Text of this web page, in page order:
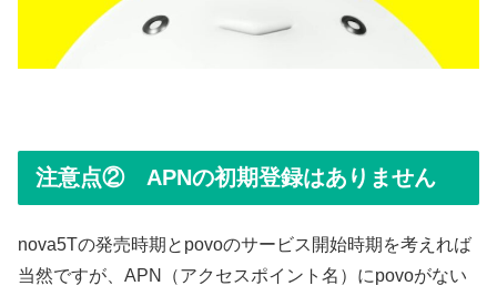
注意点② APNの初期登録はありません
nova5Tの発売時期とpovoのサービス開始時期を考えれば
当然ですが、APN（アクセスポイント名）にpovoがない